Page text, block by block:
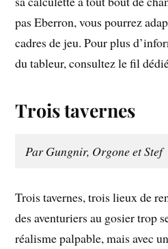
pas Eberron, vous pourrez
cadres de jeu. Pour plus
du tableur, consultez le fil
Trois tavernes
Par Gungnir, Orgone et Stef
Trois tavernes, trois lieux de
des aventuriers au gosier trop
réalisme palpable, mais avec